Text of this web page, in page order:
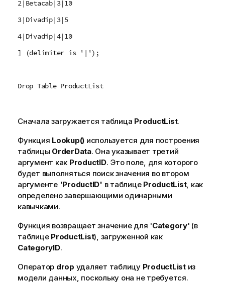
2|Betacab|3|10
3|Divadip|3|5
4|Divadip|4|10
] (delimiter is '|');
Drop Table ProductList
Сначала загружается таблица ProductList.
Функция Lookup() используется для построения
таблицы OrderData. Она указывает третий
аргумент как ProductID. Это поле, для которого
будет выполняться поиск значения во втором
аргументе 'ProductID' в таблице ProductList, как
определено завершающими одинарными
кавычками.
Функция возвращает значение для 'Category' (в
таблице ProductList), загруженной как
CategoryID.
Оператор drop удаляет таблицу ProductListиз
модели данных, поскольку она не требуется.